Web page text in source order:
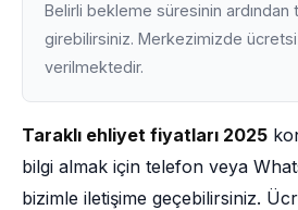
Belirli bekleme süresinin ardından
girebilirsiniz. Merkezimizde
verilmektedir.
Taraklı ehliyet fiyatları 2025
bilgi almak için telefon veya
bizimle iletişime geçebilirsiniz.